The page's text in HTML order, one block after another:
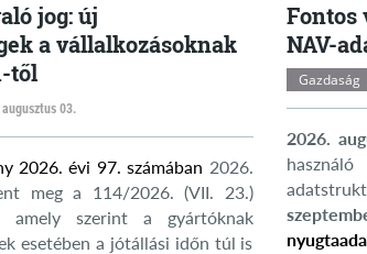
jog: új
a vállalkozásoknak
től
03.
2026. évi 97. számában 2026.
meg a 114/2026. (VII. 23.)
amely szerint a gyártóknak
esetében a jótállási időn túl is
Fontos
NAV-
Gazdaság
2026.